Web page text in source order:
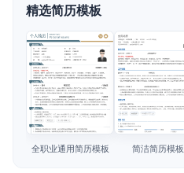
AI 模拟面试
面试自我介绍
AI 职场工具 New
简历模板
简历教程
精选简历模板
查看模板
全职业通用简历模板
查看模板
简洁简历模板